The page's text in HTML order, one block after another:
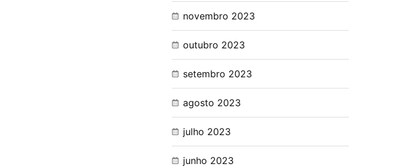
novembro 2023
outubro 2023
setembro 2023
agosto 2023
julho 2023
junho 2023